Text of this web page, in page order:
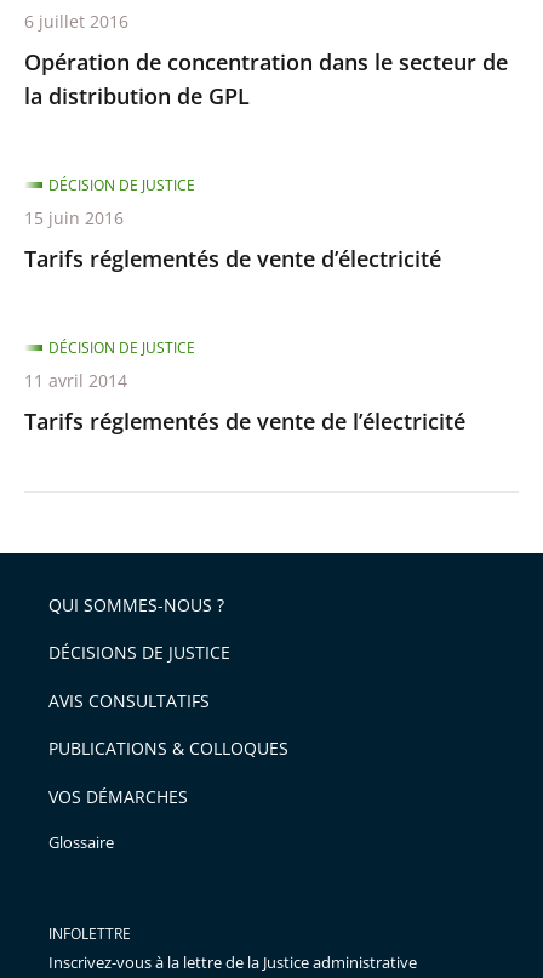
Opération de concentration dans le secteur de
la distribution de GPL
6 juillet 2016
Tarifs réglementés de vente d’électricité
DÉCISION DE JUSTICE
15 juin 2016
Tarifs réglementés de vente de l’électricité
DÉCISION DE JUSTICE
11 avril 2014
QUI SOMMES-NOUS ?
DÉCISIONS DE JUSTICE
AVIS CONSULTATIFS
PUBLICATIONS & COLLOQUES
VOS DÉMARCHES
Glossaire
INFOLETTRE
Inscrivez-vous à la lettre de la Justice administrative